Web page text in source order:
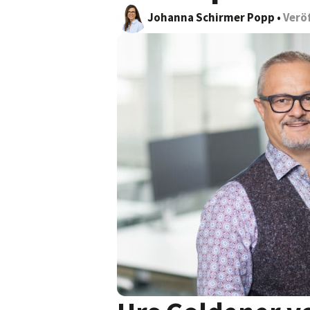
Johanna Schirmer Popp •